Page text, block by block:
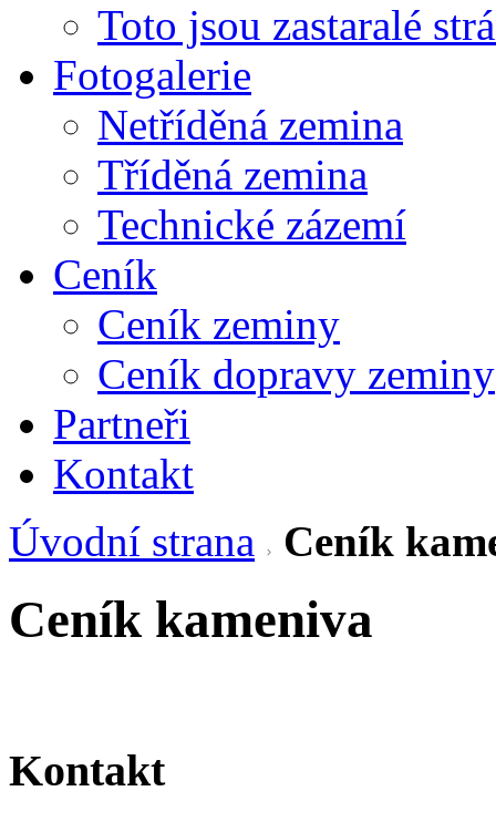
Toto jsou zastaralé
Fotogalerie
Netříděná zemina
Tříděná zemina
Technické zázemí
Ceník
Ceník zeminy
Ceník dopravy zeminy
Partneři
Kontakt
Úvodní strana
Ceník
Ceník kameniva
Kontakt